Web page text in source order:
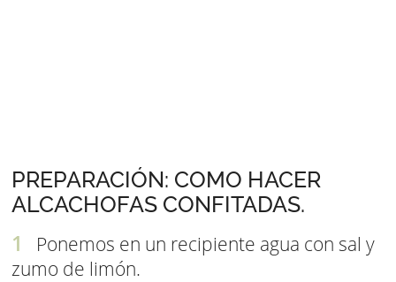
PREPARACIÓN: COMO HACER
ALCACHOFAS CONFITADAS.
Ponemos en un recipiente agua con sal y
zumo de limón.